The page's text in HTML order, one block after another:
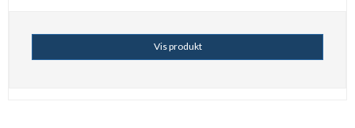
Vis produkt